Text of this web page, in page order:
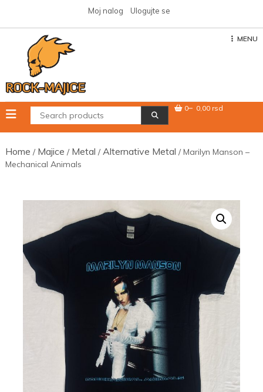
content
Moj nalog Ulogujte se
MENU
0 0,00 rsd
Home / Majice / Metal /Alternative Metal / Marilyn Manson –
Mechanical Animals